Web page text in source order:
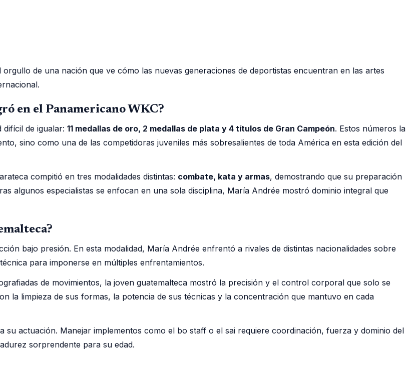
de una nación que ve cómo las nuevas generaciones de deportistas encuentran en las artes
en el Panamericano WKC?
de igualar: 11 medallas de oro, 2 medallas de plata y 4 títulos de Gran Campeón. Estos números la
sino como una de las competidoras juveniles más sobresalientes de toda América en esta edición del
compitió en tres modalidades distintas: combate, kata y armas, demostrando que su preparación
algunos especialistas se enfocan en una sola disciplina, María Andrée mostró dominio integral que
bajo presión. En esta modalidad, María Andrée enfrentó a rivales de distintas nacionalidades sobre
para imponerse en múltiples enfrentamientos.
de movimientos, la joven guatemalteca mostró la precisión y el control corporal que solo se
la limpieza de sus formas, la potencia de sus técnicas y la concentración que mantuvo en cada
su actuación. Manejar implementos como el bo staff o el sai requiere coordinación, fuerza y dominio del
sorprendente para su edad.